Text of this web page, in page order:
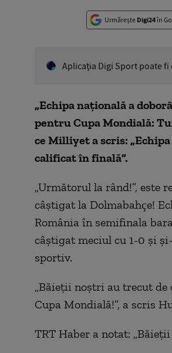
Urmărește Digi24în
Aplicaţia Digi Sport poate fi
„Echipa naţională a
pentru Cupa Mondială:
ce Milliyet a scris:
calificat în finală”.
„Următorul la rând!”, este
câştigat la Dolmabahçe!
România în semifinala
câştigat meciul cu 1-0 şi
sportiv.
„Băieţii noştri au trecut de
Cupa Mondială!”, a scris
TRT Haber a notat: